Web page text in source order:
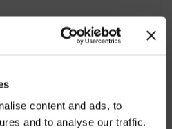
content and ads, to
and to analyse our traffic.
Serum (Kombinert ...